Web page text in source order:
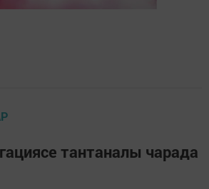
тантаналы чарада